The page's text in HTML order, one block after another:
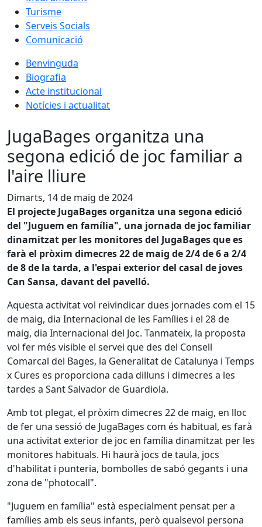
Turisme
Serveis Socials
Comunicació
Benvinguda
Biografia
Acte institucional
Notícies i actualitat
JugaBages organitza una
segona edició de joc familiar a
l'aire lliure
Dimarts, 14 de maig de 2024
El projecte JugaBages organitza una segona edició
del "Juguem en família", una jornada de joc familiar
dinamitzat per les monitores del JugaBages que es
farà el pròxim dimecres 22 de maig de 2/4 de 6 a 2/4
de 8 de la tarda, a l'espai exterior del casal de joves
Can Sansa, davant del pavelló.
Aquesta activitat vol reivindicar dues jornades com el 15
de maig, dia Internacional de les Famílies i el 28 de
maig, dia Internacional del Joc. Tanmateix, la proposta
vol fer més visible el servei que des del Consell
Comarcal del Bages, la Generalitat de Catalunya i Temps
x Cures es proporciona cada dilluns i dimecres a les
tardes a Sant Salvador de Guardiola.
Amb tot plegat, el pròxim dimecres 22 de maig, en lloc
de fer una sessió de JugaBages com és habitual, es farà
una activitat exterior de joc en família dinamitzat per les
monitores habituals. Hi haurà jocs de taula, jocs
d'habilitat i punteria, bombolles de sabó gegants i una
zona de "photocall".
"Juguem en família" està especialment pensat per a
famílies amb els seus infants, però qualsevol persona